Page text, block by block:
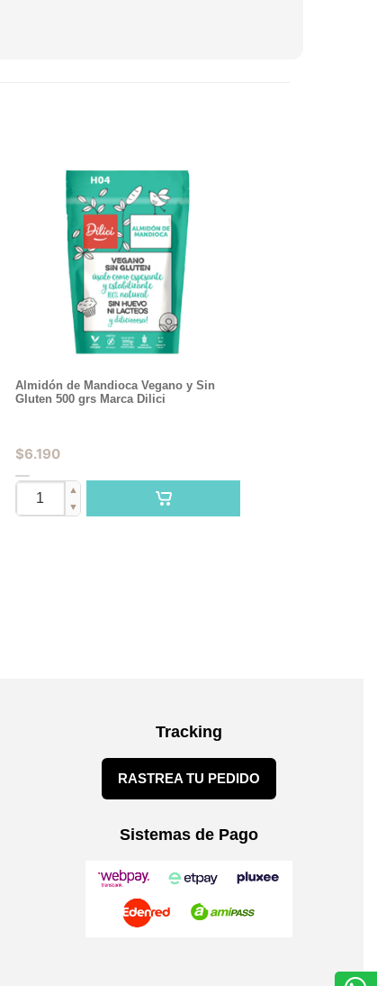
Almidón de Mandioca Vegano y Sin
Gluten 500 grs Marca Dilici
$6.190
▲
▼
Tracking
RASTREA TU PEDIDO
Sistemas de Pago